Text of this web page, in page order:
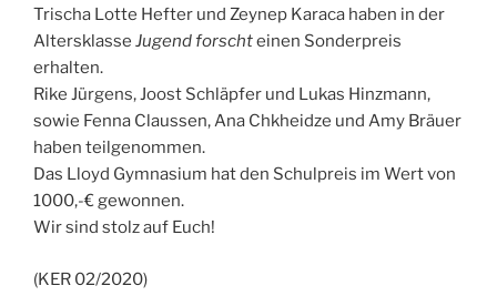
Trischa Lotte Hefter und Zeynep Karaca haben in der
Altersklasse Jugend forschteinen Sonderpreis
erhalten.
Rike Jürgens, Joost Schläpfer und Lukas Hinzmann,
sowie Fenna Claussen, Ana Chkheidze und Amy Bräuer
haben teilgenommen.
Das Lloyd Gymnasium hat den Schulpreis im Wert von
1000,-€ gewonnen.
Wir sind stolz auf Euch!
(KER 02/2020)